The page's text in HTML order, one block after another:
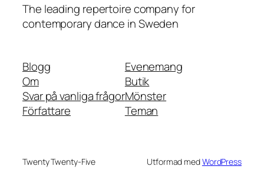
The leading repertoire company for
contemporary dance in Sweden
Blogg
Om
Svar på vanliga frågor
Författare
Evenemang
Butik
Mönster
Teman
Twenty Twenty-Five Utformad medWordPress